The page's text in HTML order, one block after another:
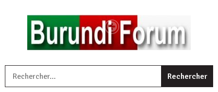
umariye umuryango wawe canke igihugu cakwibarutse .Wewe
uri ngaha ndagusigiye iki kibazo : Uriko ukora iki kugira ngo